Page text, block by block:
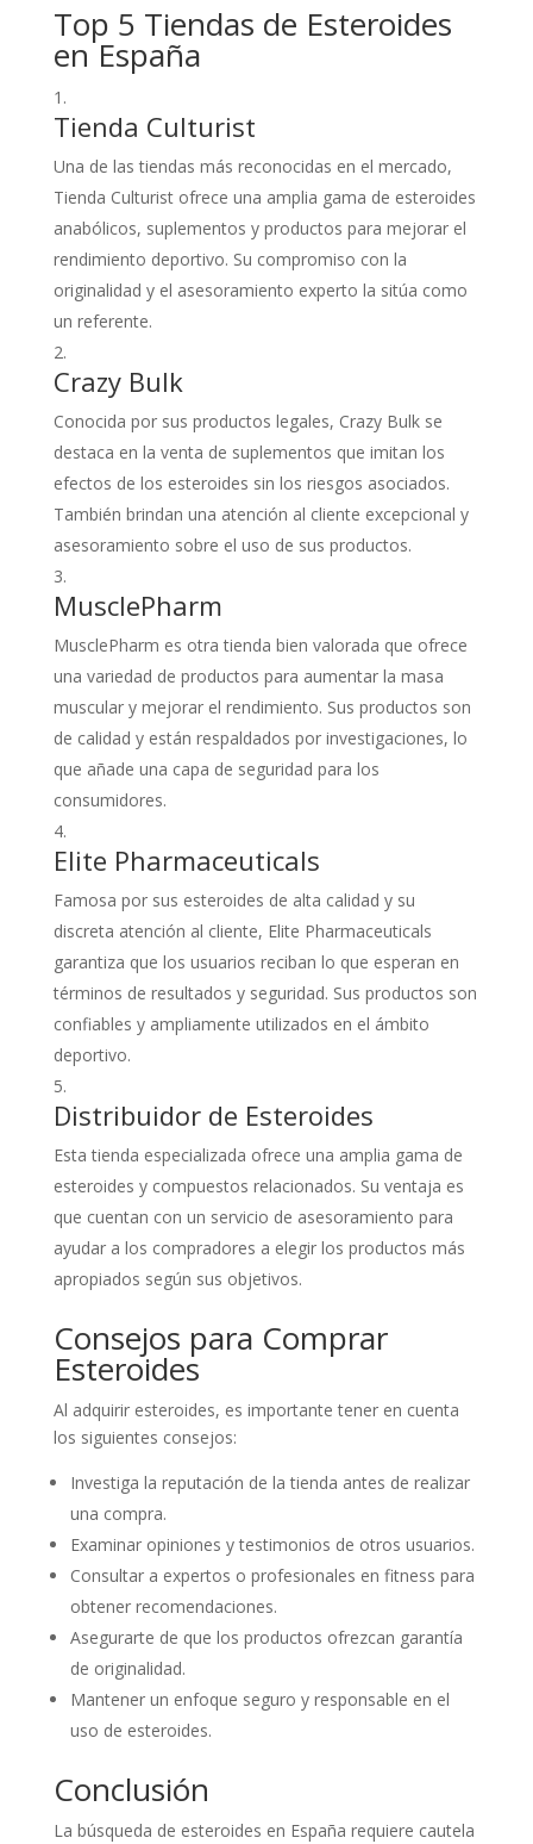
Top 5 Tiendas de Esteroides
en España
Tienda Culturist
Una de las tiendas más reconocidas en el mercado,
Tienda Culturist ofrece una amplia gama de esteroides
anabólicos, suplementos y productos para mejorar el
rendimiento deportivo. Su compromiso con la
originalidad y el asesoramiento experto la sitúa como
un referente.
Crazy Bulk
Conocida por sus productos legales, Crazy Bulk se
destaca en la venta de suplementos que imitan los
efectos de los esteroides sin los riesgos asociados.
También brindan una atención al cliente excepcional y
asesoramiento sobre el uso de sus productos.
MusclePharm
MusclePharm es otra tienda bien valorada que ofrece
una variedad de productos para aumentar la masa
muscular y mejorar el rendimiento. Sus productos son
de calidad y están respaldados por investigaciones, lo
que añade una capa de seguridad para los
consumidores.
Elite Pharmaceuticals
Famosa por sus esteroides de alta calidad y su
discreta atención al cliente, Elite Pharmaceuticals
garantiza que los usuarios reciban lo que esperan en
términos de resultados y seguridad. Sus productos son
confiables y ampliamente utilizados en el ámbito
deportivo.
Distribuidor de Esteroides
Esta tienda especializada ofrece una amplia gama de
esteroides y compuestos relacionados. Su ventaja es
que cuentan con un servicio de asesoramiento para
ayudar a los compradores a elegir los productos más
apropiados según sus objetivos.
Consejos para Comprar
Esteroides
Al adquirir esteroides, es importante tener en cuenta
los siguientes consejos:
Investiga la reputación de la tienda antes de realizar
una compra.
Examinar opiniones y testimonios de otros usuarios.
Consultar a expertos o profesionales en fitness para
obtener recomendaciones.
Asegurarte de que los productos ofrezcan garantía
de originalidad.
Mantener un enfoque seguro y responsable en el
uso de esteroides.
Conclusión
La búsqueda de esteroides en España requiere cautela